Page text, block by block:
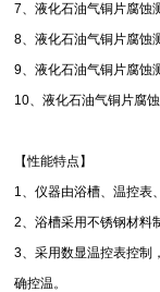
7、液化石油气铜片腐蚀
8、液化石油气铜片腐
9、液化石油气铜片腐蚀
10、液化石油气铜片腐
【性能特点】
1、仪器由浴槽、温控表
2、浴槽采用不锈钢材料
3、采用数显温控表控制
确控温。